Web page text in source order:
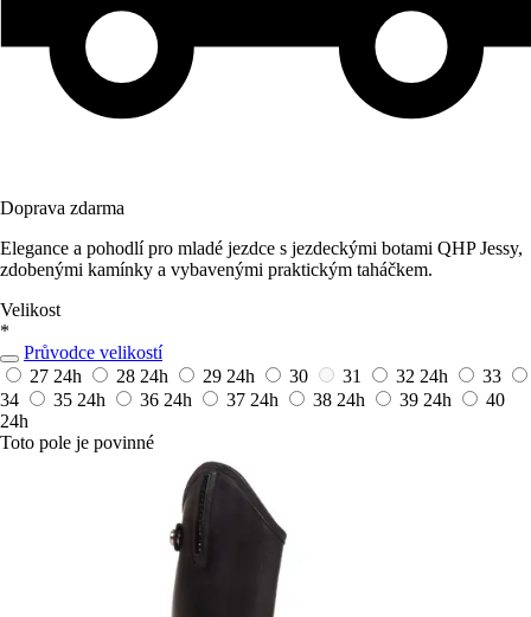
Doprava zdarma
Elegance a pohodlí pro mladé jezdce s jezdeckými botami QHP Jessy,
zdobenými kamínky a vybavenými praktickým taháčkem.
Velikost
*
Průvodce velikostí
27 24h 28 24h 29 24h 30 31 32 24h
33
34
35 24h 36 24h 37 24h 38 24h 39 24h
40
24h
Toto pole je povinné